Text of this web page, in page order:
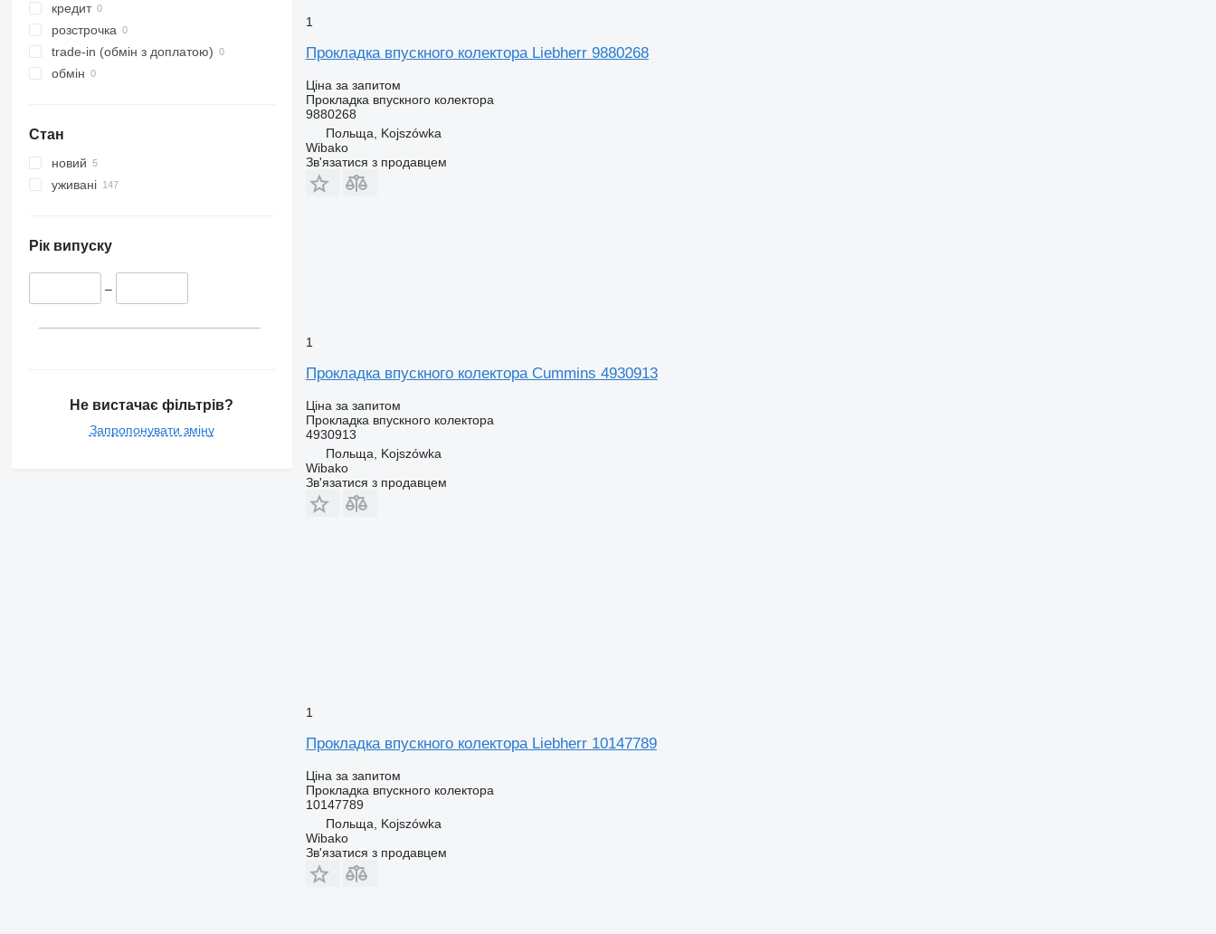
кредит
розстрочка
trade-in (обмін з доплатою)
обмін
Стан
новий
уживані
Рік випуску
–
Не вистачає фільтрів?
Запропонувати зміну
1
Прокладка впускного колектора Liebherr 9880268
Ціна за запитом
Прокладка впускного колектора
9880268
Польща, Kojszówka
Wibako
Зв'язатися з продавцем
1
Прокладка впускного колектора Cummins 4930913
Ціна за запитом
Прокладка впускного колектора
4930913
Польща, Kojszówka
Wibako
Зв'язатися з продавцем
1
Прокладка впускного колектора Liebherr 10147789
Ціна за запитом
Прокладка впускного колектора
10147789
Польща, Kojszówka
Wibako
Зв'язатися з продавцем